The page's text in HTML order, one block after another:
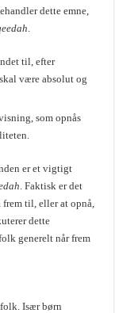
dette emne,
.
til, efter
skal være absolut og
som opnås
er et vigtigt
. Faktisk er det
frem til, eller at opnå,
dette
generelt når frem
Især børn